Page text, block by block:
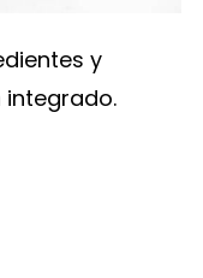
y
integrado.